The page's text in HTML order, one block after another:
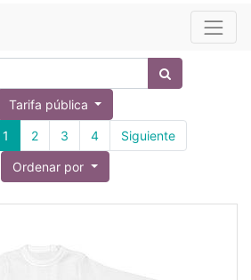
Tarifa pública
1 2 3 4 Siguiente
Ordenar por